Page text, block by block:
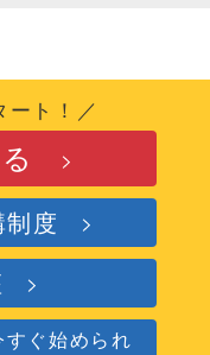
ート！／
度
ぐ始められ